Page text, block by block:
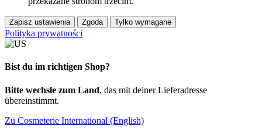
Zapisz ustawienia Zgoda Tylko wymagane
Polityka prywatności
Bist du im richtigen Shop?
Bitte wechsle zum Land, das mit deiner Lieferadresse
übereinstimmt.
Zu Cosmeterie International (English)